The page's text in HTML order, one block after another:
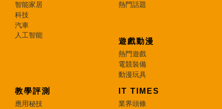
智能家居
科技
汽車
人工智能
熱門話題
遊戲動漫
熱門遊戲
電競裝備
動漫玩具
教學評測
應用秘技
IT TIMES
業界頭條